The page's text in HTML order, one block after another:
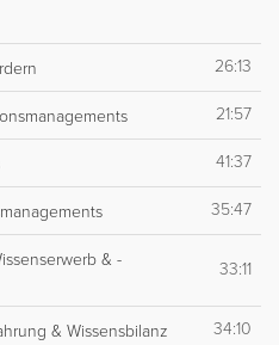
26:13
21:57
41:37
35:47
& -
33:11
& Wissensbilanz 34:10